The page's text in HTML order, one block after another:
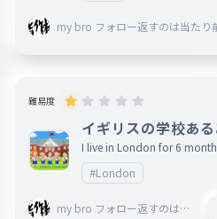
my bro フォロー返すのは当たり
難易度
イギリスの学校あ
I live in London for 6
f to school 今日は時間なくて表紙の絵描けなかった…ごん
なちゃい！
#London
my bro フォロー返すのは当